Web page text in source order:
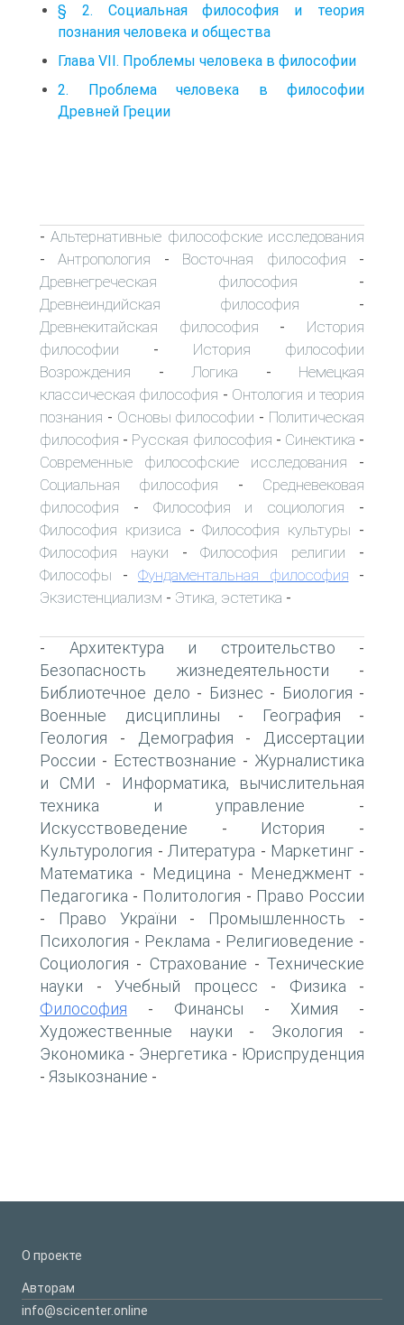
§ 2. Социальная философия и теория
познания человека и общества
Глава VII. Проблемы человека в философии
2. Проблема человека в философии
Древней Греции
-Альтернативные философские исследования
-Антропология - Восточная философия -
Древнегреческая философия -
Древнеиндийская философия -
Древнекитайская философия - История
философии - История философии
Возрождения - Логика - Немецкая
классическая философия - Онтология и теория
познания - Основы философии - Политическая
философия - Русская философия - Синектика -
Современные философские исследования -
Социальная философия - Средневековая
философия - Философия и социология -
Философия кризиса -Философия культуры -
Философия науки -Философия религии -
Философы - Фундаментальная философия -
Экзистенциализм - Этика, эстетика -
- Архитектура и строительство -
Безопасность жизнедеятельности -
Библиотечное дело - Бизнес - Биология -
Военные дисциплины - География -
Геология - Демография -
Диссертации
России - Естествознание - Журналистика
и СМИ -
Информатика, вычислительная
техника и управление -
Искусствоведение - История -
Культурология - Литература - Маркетинг -
Математика - Медицина - Менеджмент -
Педагогика - Политология - Право России
- Право України - Промышленность -
Психология - Реклама - Религиоведение -
Социология - Страхование - Технические
науки - Учебный процесс - Физика -
Философия - Финансы - Химия -
Художественные науки - Экология -
Экономика - Энергетика - Юриспруденция
- Языкознание -
О проекте
Авторам
info@scicenter.online